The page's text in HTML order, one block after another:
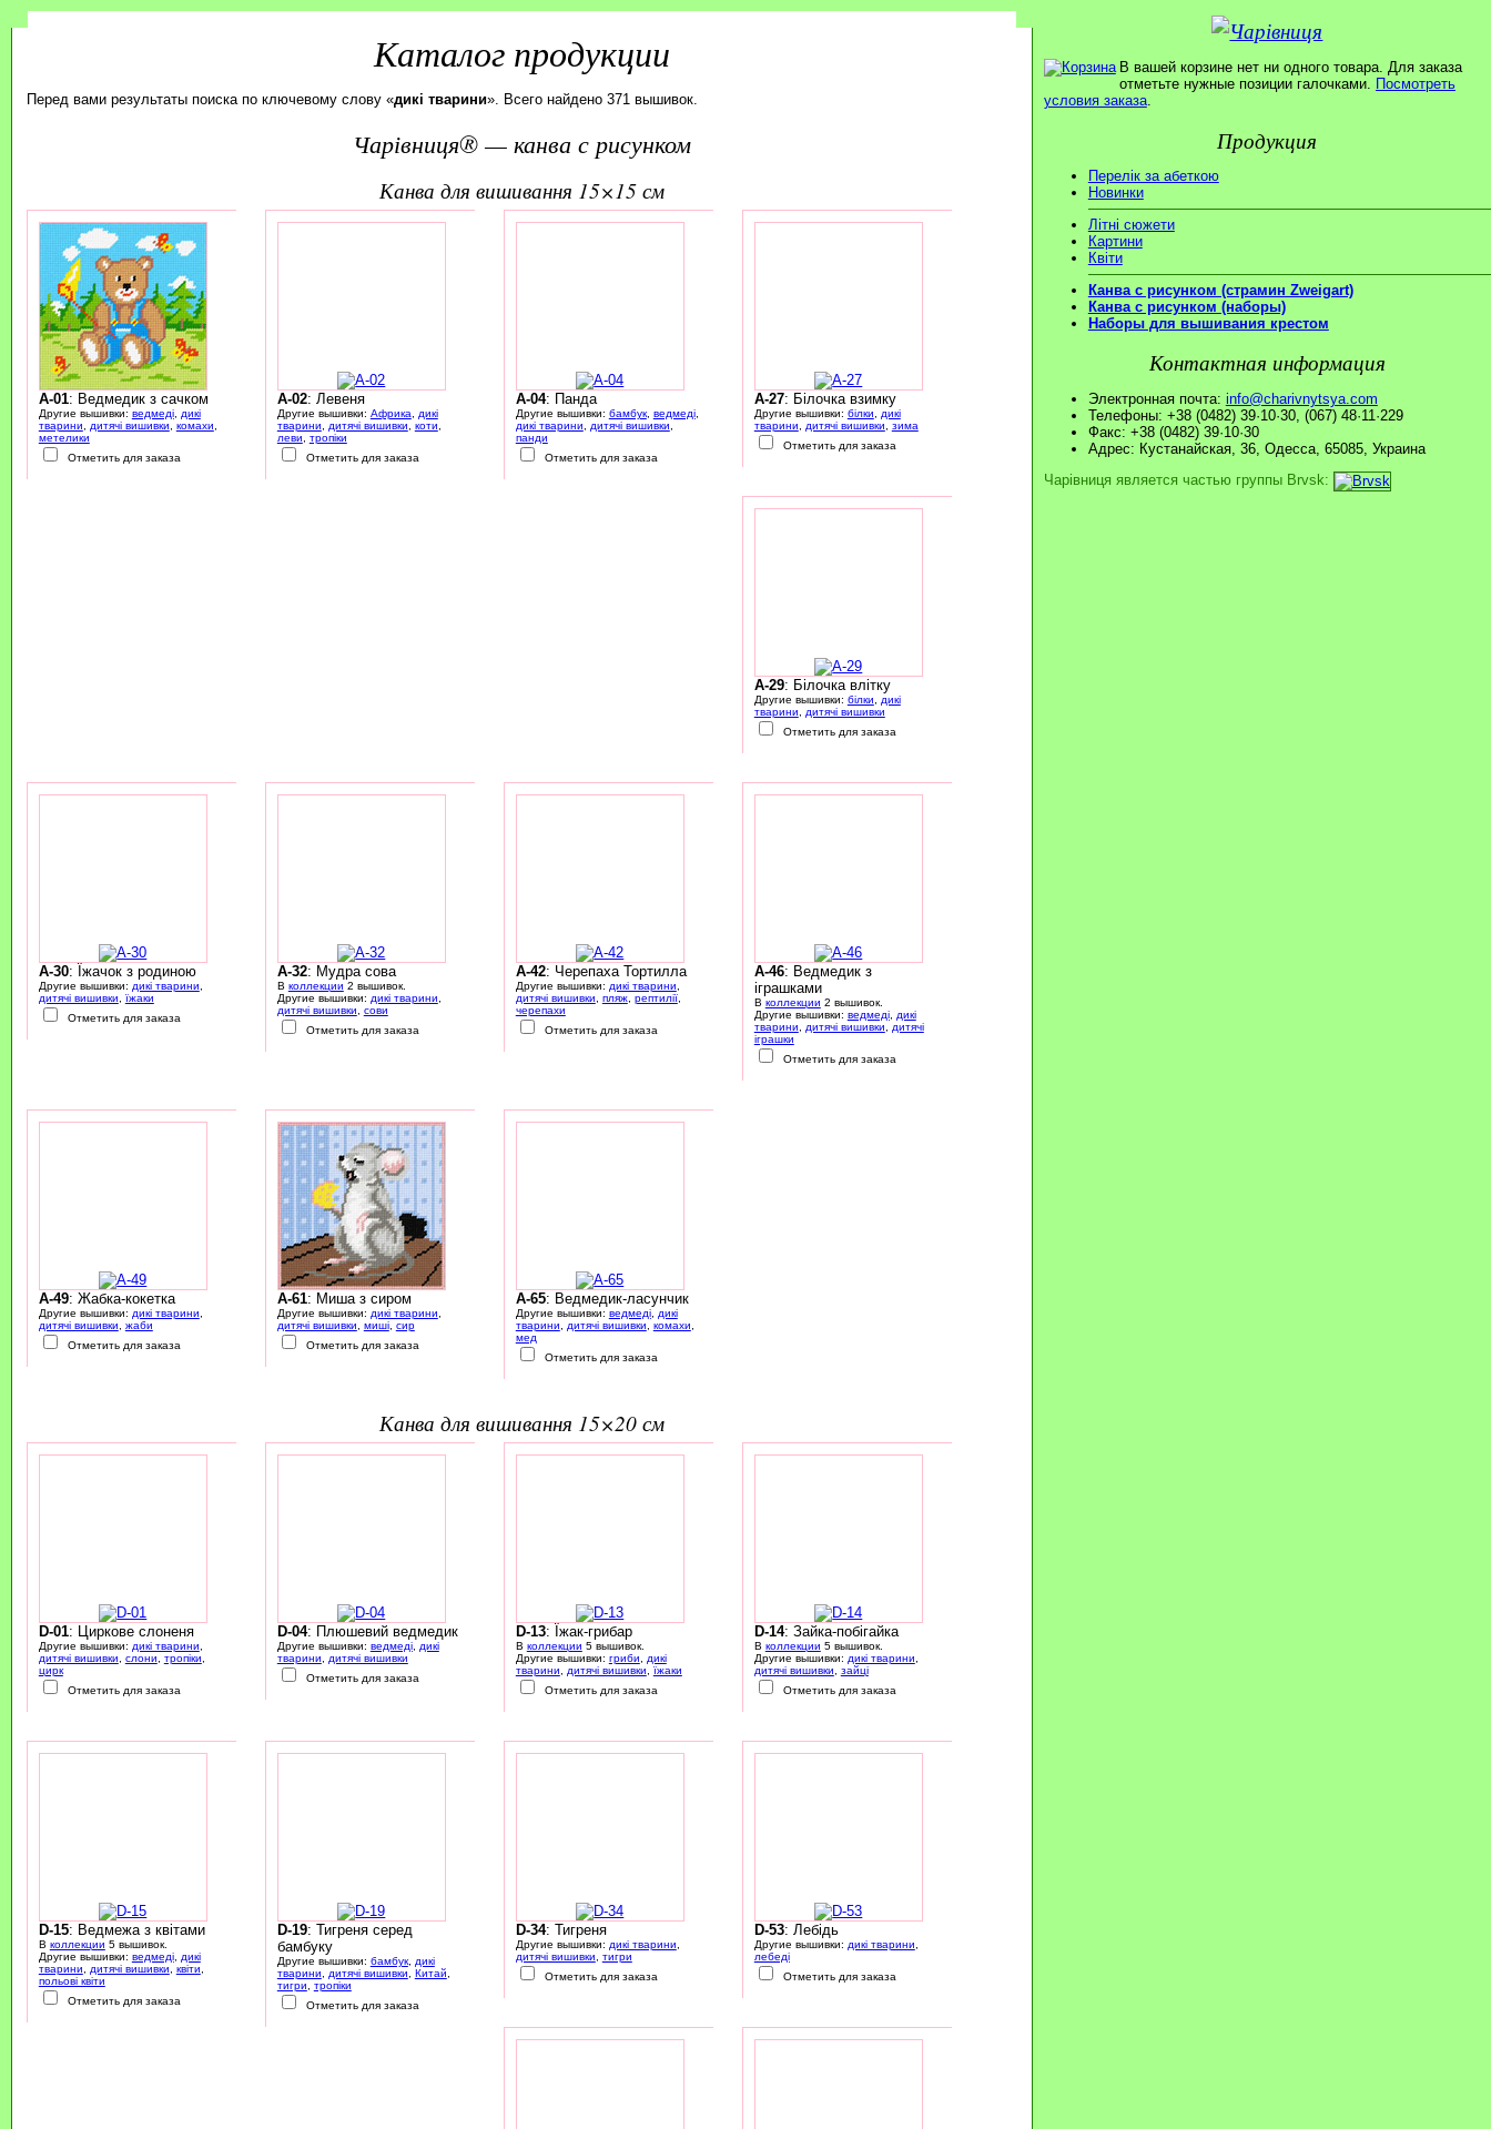
Каталог продукции
Перед вами результаты поиска по ключевому слову «дикі тварини». Всего найдено 371 вышивок.
Чарівниця® — канва с рисунком
канва для вишивання 15×15 см
A-01: Ведмедик з сачком
Другие вышивки: ведмеді,
дикі
тварини
дитячі вишивки комахи
метелики
Отметить для заказа
A-02: Левеня
Другие вышивки: Африка
дикі
тварини
дитячі вишивки коти
леви
тропіки
Отметить для заказа
A-04: Панда
Другие вышивки: бамбук, ведмеді,
дикі тварини
дитячі вишивки
панди
Отметить для заказа
A-27: Білочка взимку
Другие вышивки: білки
дикі
тварини
дитячі вишивки
зима
Отметить для заказа
A-29: Білочка влітку
Другие вышивки: білки
дикі
тварини
дитячі вишивки
Отметить для заказа
A-30: Їжачок з родиною
Другие вышивки: дикі тварини
дитячі вишивки
їжаки
Отметить для заказа
A-32: Мудра сова
В коллекции 2 вышивок.
Другие вышивки: дикі тварини
дитячі вишивки
сови
Отметить для заказа
A-42: Черепаха Тортилла
Другие вышивки: дикі тварини
дитячі вишивки
пляж, рептилії,
черепахи
Отметить для заказа
A-46: Ведмедик з
іграшками
В коллекции 2 вышивок.
Другие вышивки: ведмеді,
дикі
тварини
дитячі вишивки
дитячі
іграшки
Отметить для заказа
A-49: Жабка-кокетка
Другие вышивки: дикі тварини
дитячі вишивки
жаби
Отметить для заказа
A-61: Миша з сиром
Другие вышивки: дикі тварини
дитячі вишивки
миші, сир
Отметить для заказа
A-65: Ведмедик-ласунчик
Другие вышивки: ведмеді,
дикі
тварини
дитячі вишивки комахи
мед
Отметить для заказа
канва для вишивання 15×20 см
D-01: Циркове слоненя
Другие вышивки: дикі тварини
дитячі вишивки
слони тропіки
цирк
Отметить для заказа
D-04: Плюшевий ведмедик
Другие вышивки: ведмеді,
дикі
тварини
дитячі вишивки
Отметить для заказа
D-13: Їжак-грибар
В коллекции 5 вышивок.
Другие вышивки: гриби
дикі
тварини
дитячі вишивки
їжаки
Отметить для заказа
D-14: Зайка-побігайка
В коллекции 5 вышивок.
Другие вышивки: дикі тварини
дитячі вишивки
зайці
Отметить для заказа
D-15: Ведмежа з квітами
В коллекции 5 вышивок.
Другие вышивки: ведмеді,
дикі
тварини
дитячі вишивки квіти
польові квіти
Отметить для заказа
D-19: Тигреня серед
бамбуку
Другие вышивки: бамбук,
дикі
тварини
дитячі вишивки Китай
тигри
тропіки
Отметить для заказа
D-34: Тигреня
Другие вышивки: дикі тварини
дитячі вишивки
тигри
Отметить для заказа
D-53: Лебідь
Другие вышивки: дикі тварини
лебеді
Отметить для заказа
В вашей корзине нет ни одного товара. Для заказа
отметьте нужные позиции галочками. Посмотреть
условия заказа.
Продукция
Перелік за абеткою
Новинки
Літні сюжети
Картини
Квіти
Канва с рисунком (страмин Zweigart)
Канва с рисунком (наборы)
Наборы для вышивания крестом
Контактная информация
Электронная почта: info@charivnytsya.com
Телефоны: +38 (0482) 39·10·30, (067) 48·11·229
Факс: +38 (0482) 39·10·30
Адрес: Кустанайская, 36, Одесса, 65085, Украина
Чарівниця является частью группы Brvsk: